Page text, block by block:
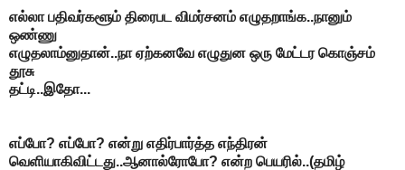
எல்லா பதிவர்களூம் திரைபட விமர்சனம் எழுதறாங்க..நானும்
ஒண்ணு
எழுதலாம்னுதான்..நா ஏற்கனவே எழுதுன ஒரு மேட்டர கொஞ்சம்
தூசு
தட்டி..இதோ...
எப்போ? எப்போ? என்று எதிர்பார்த்த எந்திரன்
வெளியாகிவிட்டது..ஆனால்ரோபோ? என்ற பெயரில்..(தமிழ்